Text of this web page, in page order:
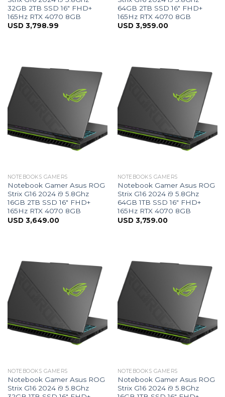
32GB 2TB SSD 16″ FHD+
165Hz RTX 4070 8GB
USD 3,798.99
64GB 2TB SSD 16″ FHD+
165Hz RTX 4070 8GB
USD 3,959.00
NOTEBOOKS GAMERS
Notebook Gamer Asus ROG
Strix G16 2024 i9 5.8Ghz
16GB 2TB SSD 16″ FHD+
165Hz RTX 4070 8GB
USD 3,649.00
NOTEBOOKS GAMERS
Notebook Gamer Asus ROG
Strix G16 2024 i9 5.8Ghz
64GB 1TB SSD 16″ FHD+
165Hz RTX 4070 8GB
USD 3,759.00
NOTEBOOKS GAMERS
Notebook Gamer Asus ROG
Strix G16 2024 i9 5.8Ghz
NOTEBOOKS GAMERS
Notebook Gamer Asus ROG
Strix G16 2024 i9 5.8Ghz